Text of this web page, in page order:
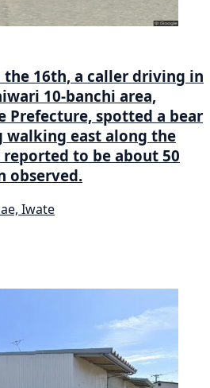
the 16th, a caller driving in
10-banchi area,
Prefecture, spotted a bear
walking east along the
reported to be about 50
observed.
Iwate